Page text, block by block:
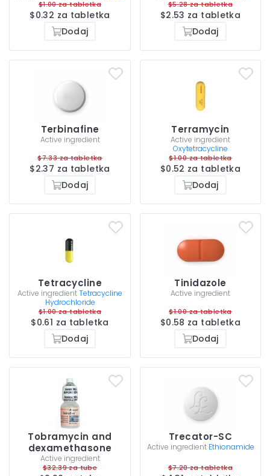
$1.00 za tabletka
$0.32 za tabletka
Dodaj
$5.28 za tabletka
$2.53 za tabletka
Dodaj
Terbinafine
Active ingredient
$7.33 za tabletka
$2.37 za tabletka
Dodaj
Terramycin
Active ingredient
Oxytetracycline
$1.00 za tabletka
$0.52 za tabletka
Dodaj
Tetracycline
Active ingredientTetracycline
Hydrochloride
$1.00 za tabletka
$0.61 za tabletka
Dodaj
Tinidazole
Active ingredient
$1.00 za tabletka
$0.58 za tabletka
Dodaj
Tobramycin and
dexamethasone
Active ingredient
$32.39 za tube
Trecator-SC
Active ingredient Ethionamide
$7.20 za tabletka